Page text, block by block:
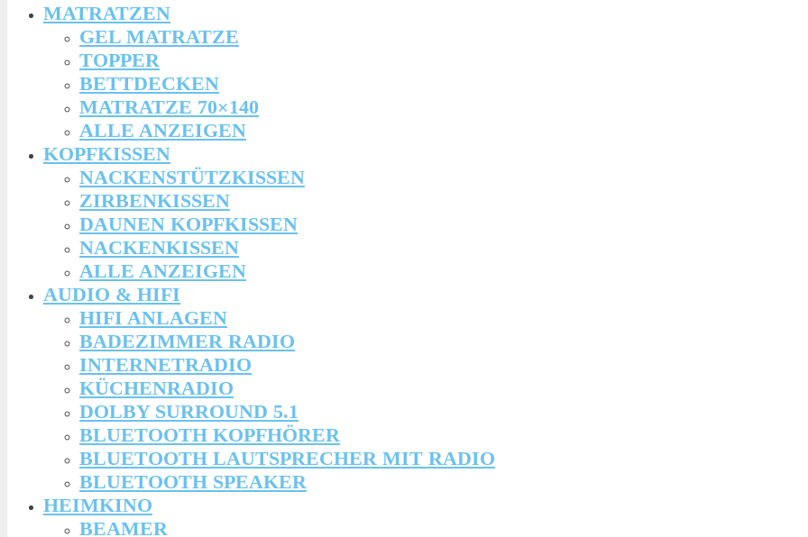
MATRATZEN
GEL MATRATZE
TOPPER
BETTDECKEN
MATRATZE 70×140
ALLE ANZEIGEN
KOPFKISSEN
NACKENSTÜTZKISSEN
ZIRBENKISSEN
DAUNEN KOPFKISSEN
NACKENKISSEN
ALLE ANZEIGEN
AUDIO & HIFI
HIFI ANLAGEN
BADEZIMMER RADIO
INTERNETRADIO
KÜCHENRADIO
DOLBY SURROUND 5.1
BLUETOOTH KOPFHÖRER
BLUETOOTH LAUTSPRECHER MIT RADIO
BLUETOOTH SPEAKER
HEIMKINO
BEAMER